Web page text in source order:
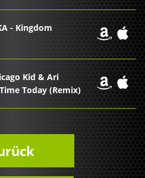
- Kingdom
Kid & Ari
Today (Remix)